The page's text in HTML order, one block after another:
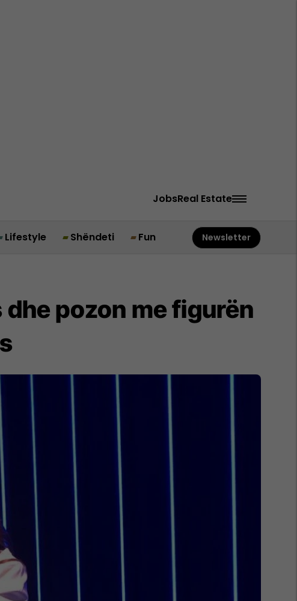
JobsReal Estate
Lifestyle Shëndeti Fun Newsletter
pozon me figurën